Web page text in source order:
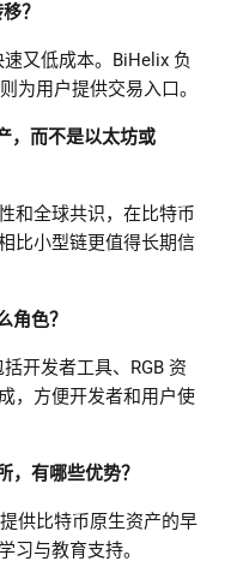
？
又低成本。BiHelix 负
为用户提供交易入口。
，而不是以太坊或
和全球共识，在比特币
比小型链更值得长期信
角色？
开发者工具、RGB 资
，方便开发者和用户使
，有哪些优势？
供比特币原生资产的早
习与教育支持。